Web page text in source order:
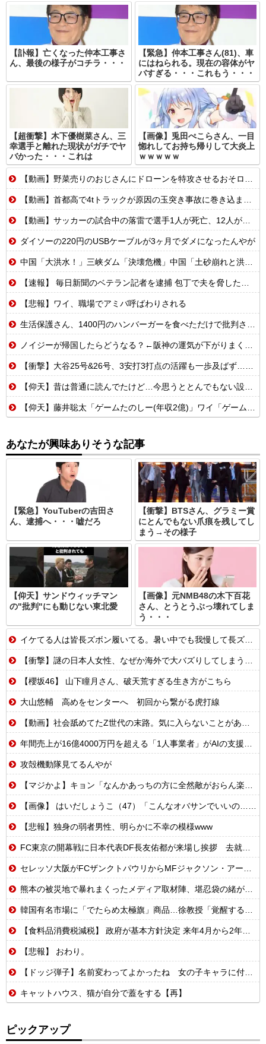
【訃報】亡くなった仲本工事さ
ん、最後の様子がコチラ・・・
【緊急】仲本工事さん(81)、車
にはねられる。現在の容体がヤ
バすぎる・・・これもう・・・
【超衝撃】木下優樹菜さん、三
幸選手と離れた現状がガチでヤ
バかった・・・これは
【画像】兎田ぺこらさん、一目
惚れしてお持ち帰りして大炎上
ｗｗｗｗｗ
【動画】野菜売りのおじさんにドローンを特攻させるおそロシア。
【動画】首都高で4tトラックが原因の玉突き事故に巻き込まれた軽バンの車載。
【動画】サッカーの試合中の落雷で選手1人が死亡、12人が負傷した事故。
ダイソーの220円のUSBケーブルが3ヶ月でダメになったんやが
中国「大洪水！」三峡ダム「決壊危機」中国「土砂崩れと洪水被害の対策強化！」中国政府「三峡ダム周辺を重点強化」中国ダム「決壊」中国「現場封鎖！（空撮削除」→
【速報】 毎日新聞のベテラン記者を逮捕 包丁で夫を脅した容疑
【悲報】ワイ、職場でアミバ呼ばわりされる
生活保護さん、1400円のハンバーガーを食べただけで批判される
ノイジーが帰国したらどうなる？←阪神の運気が下がりまくるやろな
【衝撃】大谷25号&26号、3安打3打点の活躍も一歩及ばず…それでも希望を見出すLADファン反応集 MLB2026シーズン 8.
【仰天】昔は普通に読んでたけど…今思うととんでもない設定の少女漫画
【仰天】藤井聡太「ゲームたのしー(年収2億)」ワイ「ゲームたのしー(年収200万)」
あなたが興味ありそうな記事
【緊急】YouTuberの吉田さ
ん、逮捕へ・・・嘘だろ
【衝撃】BTSさん、グラミー賞
にとんでもない爪痕を残してし
まう→その様子
【仰天】サンドウィッチマン
の"批判"にも動じない東北愛
【画像】元NMB48の木下百花
さん、とうとうぶっ壊れてしま
う・・・
イケてる人は皆長ズボン履いてる。暑い中でも我慢して長ズボン履いてる。半ズボンはモテ無い。厳しいって
【衝撃】謎の日本人女性、なぜか海外で大バズりしてしまうwww
【櫻坂46】 山下瞳月さん、破天荒すぎる生き方がこちら
大山悠輔 高めをセンターへ 初回から繋がる虎打線
【動画】社会舐めてたZ世代の末路。気に入らないことがあれば退職代行で即退職!理想の職場を求め続けた結果
年間売上が16億4000万円を超える「1人事業者」がAIの支援を受けて2年で約3倍に急増
攻殻機動隊見てるんやが
【マジかよ】キョン「なんかあっちの方に全然敵がおらん楽園あるらしいで!」
【画像】 はいだしょうこ（47）「こんなオバサンでいいの…？」
【悲報】独身の弱者男性、明らかに不幸の模様www
FC東京の開幕戦に日本代表DF長友佑都が来場し挨拶 去就に注目集まる
セレッソ大阪がFCザンクトパウリからMFジャクソン・アーバインを完全移籍で獲得と発表 「チームがさらに良くなる手助けをしたいと思っています」
熊本の被災地で暴れまくったメディア取材陣、堪忍袋の緒が切れた地元住民が苦情を寄せまくった結果……
韓国有名市場に「でたらめ太極旗」商品…徐教授「覚醒するべき」
【食料品消費税減税】 政府が基本方針決定 来年4月から2年間1％に8月5日
【悲報】 おわり。
【ドッジ弾子】名前変わってよかったね 女の子キャラに付ける名前じゃねえだろ…
キャットハウス、猫が自分で蓋をする【再】
ピックアップ